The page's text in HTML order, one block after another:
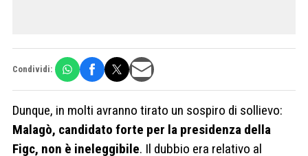
Condividi:
Dunque, in molti avranno tirato un sospiro di sollievo:
Malagò, candidato forte per la presidenza della
Figc, non è ineleggibile. Il dubbio era relativo al